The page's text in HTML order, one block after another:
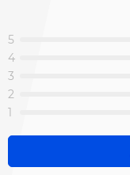
5
4
3
2
1